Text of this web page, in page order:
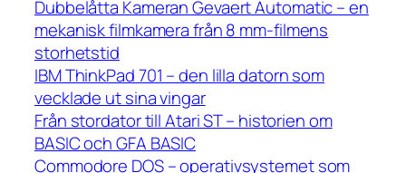
Dubbelåtta Kameran Gevaert Automatic – en
mekanisk filmkamera från 8 mm-filmens
storhetstid
IBM ThinkPad 701 – den lilla datorn som
vecklade ut sina vingar
Från stordator till Atari ST – historien om
BASIC och GFA BASIC
Commodore DOS – operativsystemet som